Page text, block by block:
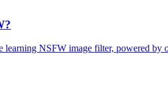
learning NSFW image filter, powered by